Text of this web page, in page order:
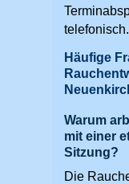
telefonisch.
Häufige
Warum
mit einer
Sitzung?
Die